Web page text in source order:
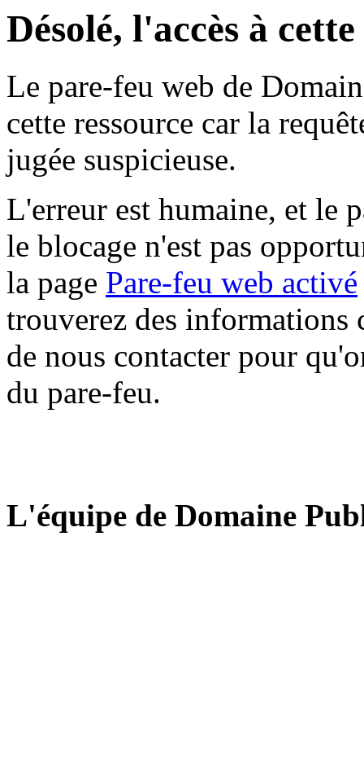
Désolé, l'accès à
Le pare-feu web de
cette ressource car la
jugée suspicieuse.
L'erreur est humaine, et le
le blocage n'est pas
la page Pare-feu web activé
trouverez des informations
de nous contacter pour
du pare-feu.
L'équipe de Domaine